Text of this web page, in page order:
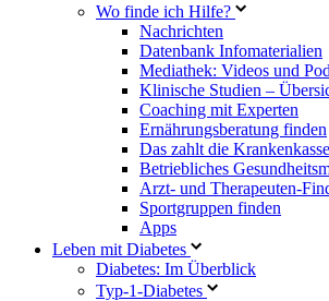
Wo finde ich Hilfe?
Nachrichten
Datenbank Infomaterialien
Mediathek: Videos und
Klinische Studien –
Coaching mit Experten
Ernährungsberatung finden
Das zahlt die Krankenkasse
Betriebliches
Arzt- und Therapeuten-
Sportgruppen finden
Apps
Leben mit Diabetes
Diabetes: Im Überblick
Typ-1-Diabetes